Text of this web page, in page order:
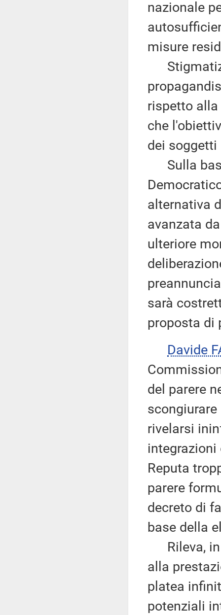
nazionale
misure
rispetto
che
dei
Sulla
alternativa
avanzata
ulteriore
sarà
proposta di
Davide
del parere
rivelarsi
integrazioni
Reputa
parere
decreto di
base della
Rileva, in
alla
platea
potenziali